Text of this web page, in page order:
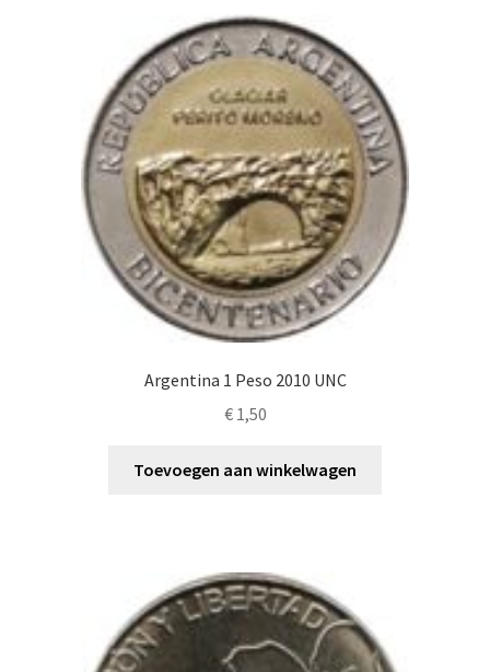
Argentina 1 Peso 2010 UNC
€1,50
Toevoegen aan winkelwagen